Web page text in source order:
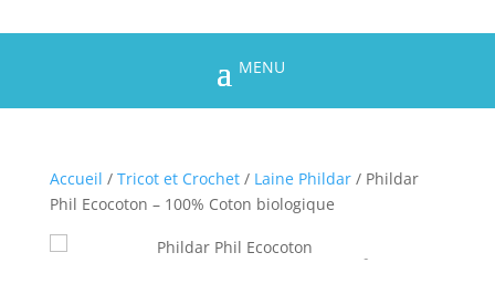
Accueil / Tricot et Crochet/ Laine Phildar/ Phildar
Phil Ecocoton – 100% Coton biologique